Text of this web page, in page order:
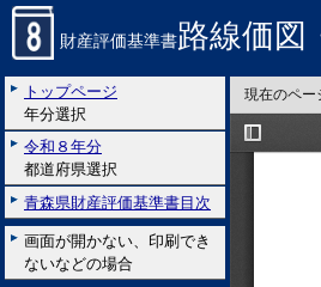
財産評価基準書路線価図
トップページ
年分選択
令和８年分
都道府県選択
青森県財産評価基準書目次
画面が開かない、印刷でき
ないなどの場合
現在のペー